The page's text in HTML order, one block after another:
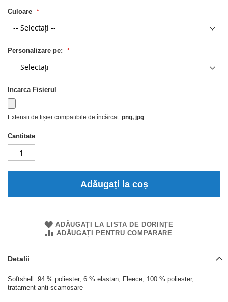
Culoare
Personalizare pe:
Incarca Fisierul
Extensii de fișier compatibile de încărcat: png, jpg
Cantitate
Adăugați la coș
ADĂUGAȚI LA LISTA DE DORINȚE
ADĂUGAȚI PENTRU COMPARARE
Detalii
Softshell: 94 % poliester, 6 % elastan; Fleece, 100 % poliester,
tratament anti-scamosare